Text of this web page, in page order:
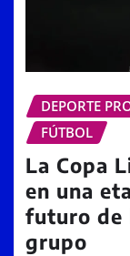
DEPORTE
FÚTBOL
La Copa
en una
futuro de
grupo